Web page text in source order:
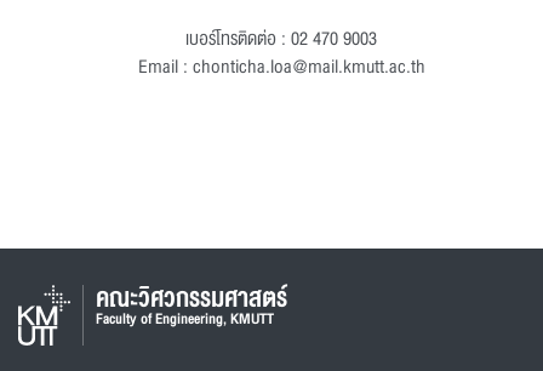
เบอร์โทรติดต่อ : 02 470 9003
Email : chonticha.loa@mail.kmutt.ac.th
คณะวิศวกรรมศาสตร์
Faculty of Engineering, KMUTT